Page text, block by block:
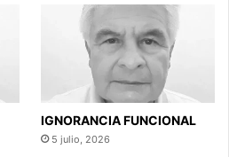
IGNORANCIA FUNCIONAL
5 julio, 2026